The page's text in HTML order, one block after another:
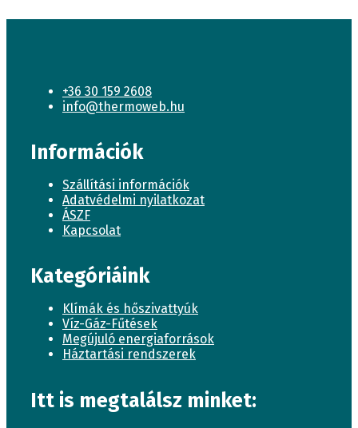
+36 30 159 2608
info@thermoweb.hu
Információk
Szállítási információk
Adatvédelmi nyilatkozat
ÁSZF
Kapcsolat
Kategóriáink
Klímák és hőszivattyúk
Víz-Gáz-Fűtések
Megújuló energiaforrások
Háztartási rendszerek
Itt is megtalálsz minket: